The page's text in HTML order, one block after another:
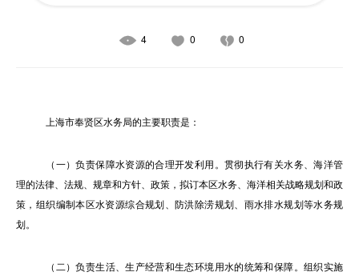
4 0 0
上海市奉贤区水务局的主要职责是：
（一）负责保障水资源的合理开发利用。贯彻执行有关水务、海洋管
理的法律、法规、规章和方针、政策，拟订本区水务、海洋相关战略规划和政
策，组织编制本区水资源综合规划、防洪除涝规划、雨水排水规划等水务规
划。
（二）负责生活、生产经营和生态环境用水的统筹和保障。组织实施